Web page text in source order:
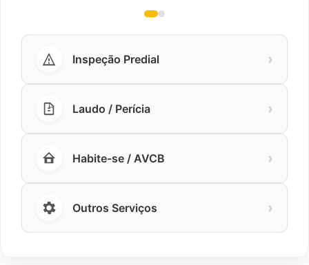
Inspeção Predial ›
Laudo / Perícia ›
Habite-se / AVCB ›
Outros Serviços ›